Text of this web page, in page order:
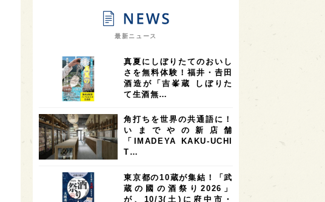
オピニオンリーダーの視点 9
7 奈良県 滋賀県 7 和歌山県 6
6 フランス 6 高知県 5 島根県 5
山口県 4 アメリカ 4 神奈川県 4
大分県 4 三重県 3 3 3
オーストラリア 台湾 2 アジア
最新ニュース
真夏にしぼりたてのおいし
さを無料体験！福井・𠮷田
酒造が「吉峯蔵 しぼりた
て生酒無…
角打ちを世界の共通語に！
いまでやの新店舗
「IMADEYA KAKU-UCHI
T…
東京都の10蔵が集結！「武
蔵の國の酒祭り2026」
が、10/3(土)に府中市・